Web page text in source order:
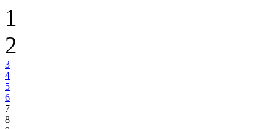
1
2
3
4
5
6
7
8